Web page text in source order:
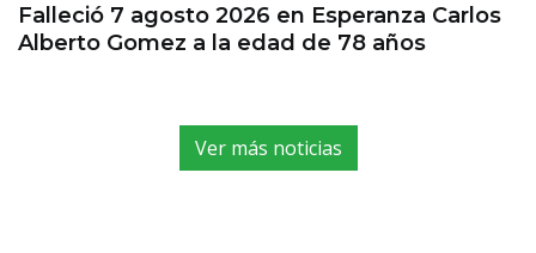
Falleció 7 agosto 2026 en Esperanza Carlos
Alberto Gomez a la edad de 78 años
Ver más noticias